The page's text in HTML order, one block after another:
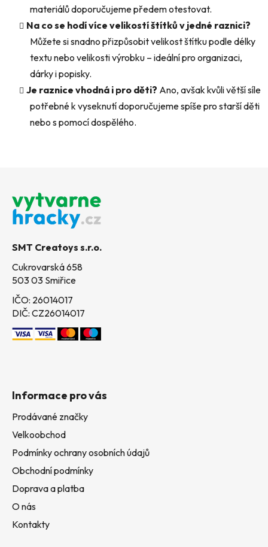
materiálů doporučujeme předem otestovat.
Na co se hodí více velikostí štítků v jedné raznici?
Můžete si snadno přizpůsobit velikost štítku podle délky
textu nebo velikosti výrobku – ideální pro organizaci,
dárky i popisky.
Je raznice vhodná i pro děti? Ano, avšak kvůli větší síle
potřebné k vyseknutí doporučujeme spíše pro starší děti
nebo s pomocí dospělého.
SMT Creatoys s.r.o.
Cukrovarská 658
503 03 Smiřice
IČO: 26014017
DIČ: CZ26014017
Informace pro vás
Prodávané značky
Velkoobchod
Podmínky ochrany osobních údajů
Obchodní podmínky
Doprava a platba
O nás
Kontakty